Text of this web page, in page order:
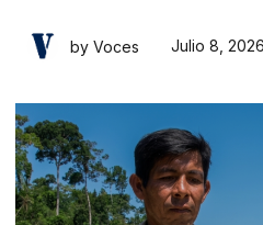
by Voces Julio 8, 2026